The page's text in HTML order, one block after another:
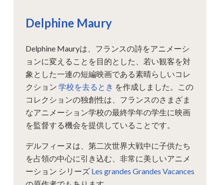
Delphine Maury
Delphine Mauryは、フランスの詩をアニメーシ
ョンに変えることを目的とした、若い観客を対
象とした一連の短編映画である素晴らしいコレ
クション 学校を去るとき を作成しました。この
コレクションの独創性は、フランスのさまざま
なアニメーション学校の最終学年の学生に映画
を監督する機会を提供していることです。
デルフィーヌは、第二次世界大戦中に子供たち
を占領の中心に引き込む、非常に美しいアニメ
ーション シリーズ Les grandes Grandes Vacances